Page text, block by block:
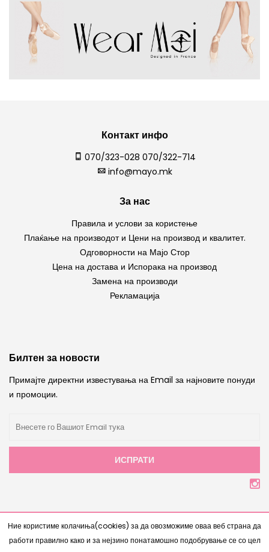
Ние користиме колачиња(cookies) за да овозможиме оваа веб страна да
работи правилно како и за нејзино понатамошно подобрување се со цел
Контакт инфо
070/323-028 070/322-714
info@mayo.mk
За нас
Правила и услови за користење
Плаќање на производот и Цени на производ и квалитет.
Одговорности на Мајо Стор
Цена на достава и Испорака на производ
Замена на производи
Рекламација
Билтен за новости
Примајте директни известувања на Email за најновите понуди
и промоции.
ИСПРАТИ
www.bestnetstudio.com- Сите права се задржани